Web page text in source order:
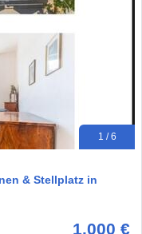
1 / 6
& Stellplatz in
1.000 €